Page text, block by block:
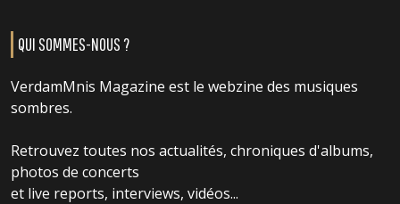
QUI SOMMES-NOUS ?
VerdamMnis Magazine est le webzine des musiques
sombres.
Retrouvez toutes nos actualités, chroniques d'albums,
photos de concerts
et live reports, interviews, vidéos...